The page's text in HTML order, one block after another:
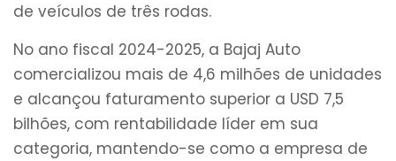
de veículos de três rodas.
No ano fiscal 2024-2025, a Bajaj Auto
comercializou mais de 4,6 milhões de unidades
e alcançou faturamento superior a USD 7,5
bilhões, com rentabilidade líder em sua
categoria, mantendo-se como a empresa de